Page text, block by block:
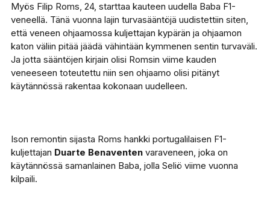
Myös Filip Roms, 24, starttaa kauteen uudella Baba F1-
veneellä. Tänä vuonna lajin turvasääntöjä uudistettiin siten,
että veneen ohjaamossa kuljettajan kypärän ja ohjaamon
katon väliin pitää jäädä vähintään kymmenen sentin turvaväli.
Ja jotta sääntöjen kirjain olisi Romsin viime kauden
veneeseen toteutettu niin sen ohjaamo olisi pitänyt
käytännössä rakentaa kokonaan uudelleen.
Ison remontin sijasta Roms hankki portugalilaisen F1-
kuljettajan Duarte Benaventenvaraveneen, joka on
käytännössä samanlainen Baba, jolla Seliö viime vuonna
kilpaili.